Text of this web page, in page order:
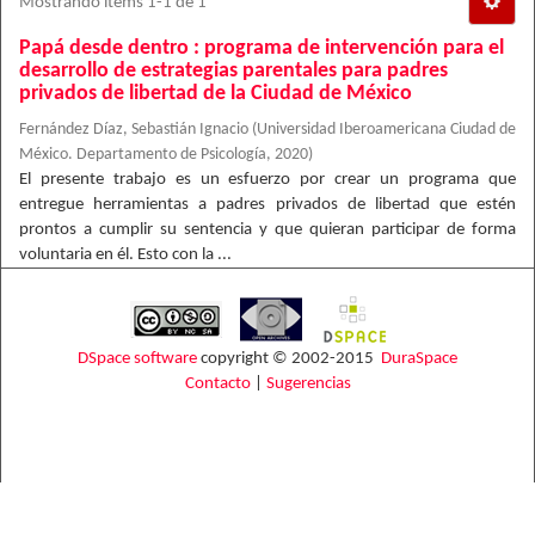
Papá desde dentro : programa de intervención para el
desarrollo de estrategias parentales para padres
privados de libertad de la Ciudad de México
Fernández Díaz, Sebastián Ignacio (Universidad Iberoamericana Ciudad de
México. Departamento de Psicología, 2020)
El presente trabajo es un esfuerzo por crear un programa que
entregue herramientas a padres privados de libertad que estén
prontos a cumplir su sentencia y que quieran participar de forma
voluntaria en él. Esto con la ...
DSpace software copyright © 2002-2015 DuraSpace
Contacto| Sugerencias